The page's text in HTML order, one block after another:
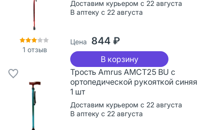
1 отзыв
Доставим курьером с 22 августа
В аптеку с 22 августа
Цена 844 ₽
В корзину
Трость Amrus AMCT25 BU с
ортопедической рукояткой синяя
1 шт
Доставим курьером с 22 августа
В аптеку с 22 августа